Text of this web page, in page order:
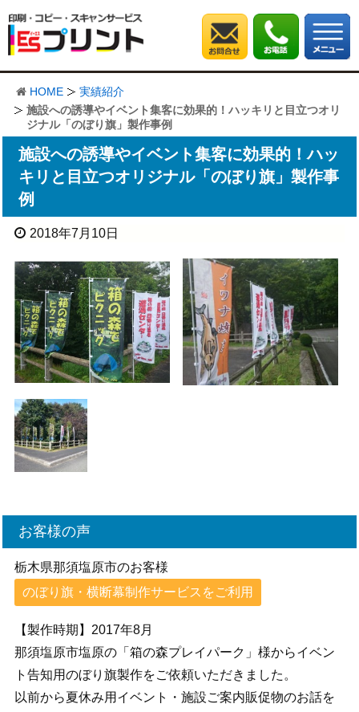
HOME
実績紹介
施設への誘導やイベント集客に効果的！ハッキリと目立つオリ
ジナル「のぼり旗」製作事例
施設への誘導やイベント集客に効果的！ハッ
キリと目立つオリジナル「のぼり旗」製作事
例
2018年7月10日
お客様の声
栃木県那須塩原市のお客様
のぼり旗・横断幕制作サービスをご利用
【製作時期】2017年8月
那須塩原市塩原の「箱の森プレイパーク」様からイベン
ト告知用のぼり旗製作をご依頼いただきました。
以前から夏休み用イベント・施設ご案内販促物のお話を